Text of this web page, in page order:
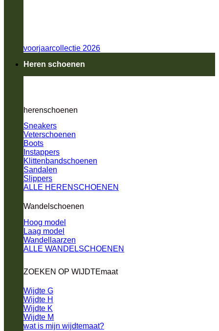
voorjaarcollectie 2026
Heren schoenen
herenschoenen
Sneakers
Veterschoenen
Boots
Instappers
Klittenbandschoenen
Sandalen
Slippers
ALLE HERENSCHOENEN
Wandelschoenen
Hoog model
Laag model
Wandellaarzen
ALLE WANDELSCHOENEN
ZOEKEN OP WIJDTEmaat
Wijdte G
Wijdte H
Wijdte K
Wijdte M
wat is mijn wijdtemaat?